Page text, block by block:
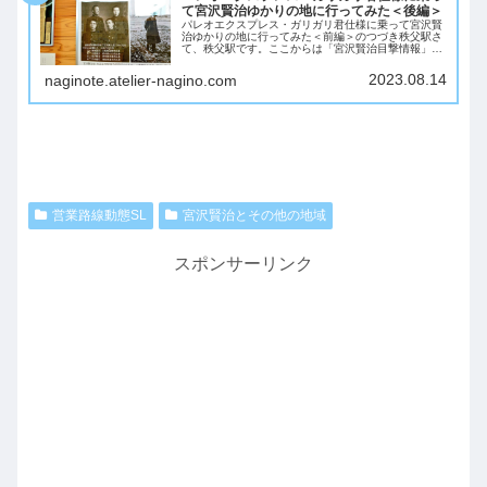
て宮沢賢治ゆかりの地に行ってみた＜後編＞
パレオエクスプレス・ガリガリ君仕様に乗って宮沢賢
治ゆかりの地に行ってみた＜前編＞のつづき秩父駅さ
て、秩父駅です。ここからは「宮沢賢治目撃情報」と
「おがの」という場所に行こうと思います。バスに乗
り...
naginote.atelier-nagino.com 2023.08.14
営業路線動態SL 宮沢賢治とその他の地域
スポンサーリンク